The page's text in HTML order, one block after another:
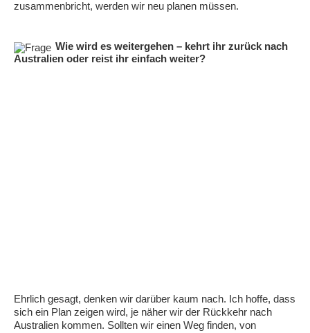
zusammenbricht, werden wir neu planen müssen.
Wie wird es weitergehen – kehrt ihr zurück nach
Australien oder reist ihr einfach weiter?
Ehrlich gesagt, denken wir darüber kaum nach. Ich hoffe, dass
sich ein Plan zeigen wird, je näher wir der Rückkehr nach
Australien kommen. Sollten wir einen Weg finden, von